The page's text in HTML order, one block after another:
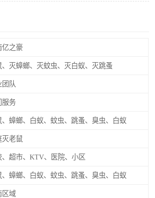
亿之豪
、灭蟑螂、灭蚊虫、灭白蚁、灭跳蚤
团队
服务
、蟑螂、白蚁、蚊虫、跳蚤、臭虫、白蚁
灭老鼠
、超市、KTV、医院、小区
、蟑螂、白蚁、蚊虫、跳蚤、臭虫、白蚁
区域